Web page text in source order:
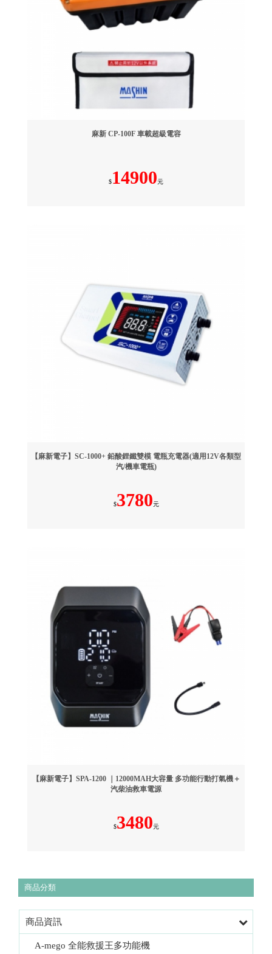
麻新 CP-100F 車載超級電容
$14900元
【麻新電子】SC-1000+ 鉛酸鋰鐵雙模 電瓶充電器(適用12V各類型
汽/機車電瓶)
$3780元
【麻新電子】SPA-1200 ｜12000MAH大容量 多功能行動打氣機＋
汽柴油救車電源
$3480元
商品分類
商品資訊
A-mego 全能救援王多功能機